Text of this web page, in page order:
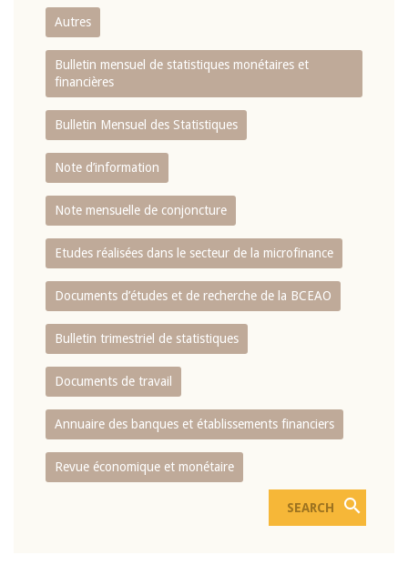
Autres
Bulletin mensuel de statistiques monétaires et
financières
Bulletin Mensuel des Statistiques
Note d’information
Note mensuelle de conjoncture
Etudes réalisées dans le secteur de la microfinance
Documents d’études et de recherche de la BCEAO
Bulletin trimestriel de statistiques
Documents de travail
Annuaire des banques et établissements financiers
Revue économique et monétaire